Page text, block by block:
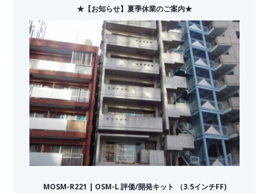
★【お知らせ】夏季休業のご案内★
MOSM-R221 | OSM-L 評価/開発キット （3.5インチFF)